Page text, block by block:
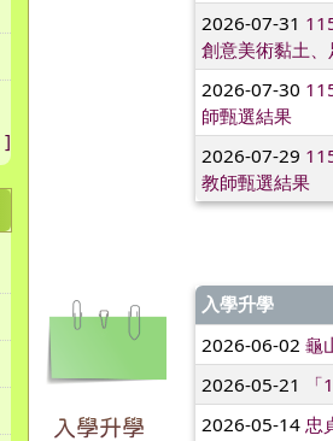
]
2026-07-31
創意美術黏土
2026-07-30
師甄選結果
2026-07-29
教師甄選結果
入學升學
入學升學
2026-06-02龜
2026-05-21
2026-05-14 忠